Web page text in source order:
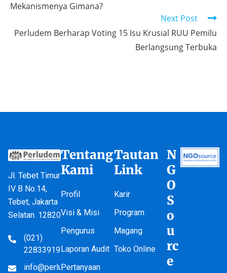
Mekanismenya Gimana?
Next Post
Perludem Berharap Voting 15 Isu Krusial RUU Pemilu
Berlangsung Terbuka
Jl. Tebet Timur
IV B No.14,
Tebet, Jakarta
Selatan. 12820
(021)
22833919
info@perludem.or.id
Tentang
Kami
Profil
Visi & Misi
Pengurus
Laporan Audit
Pertanyaan
Tautan
Link
Karir
Program
Magang
Toko Online
N
G
O
S
o
u
rc
e